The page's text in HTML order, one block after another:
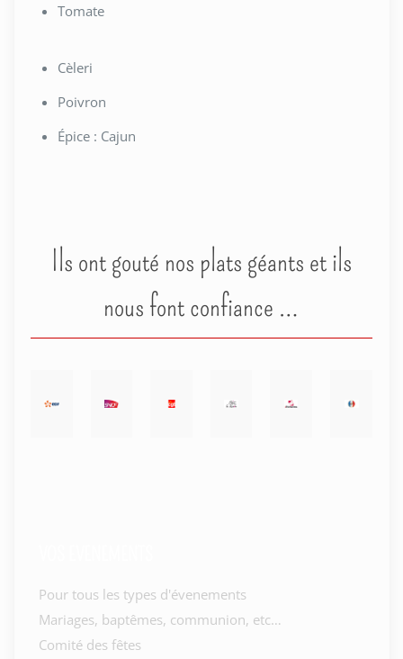
Tomate
Cèleri
Poivron
Épice : Cajun
Ils ont gouté nos plats géants et ils
nous font confiance …
Pour tous les types d'évenements
Mariages, baptêmes, communion, etc…
Comité des fêtes